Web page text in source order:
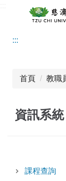
:::
首頁 教職
資訊系統
課程查詢